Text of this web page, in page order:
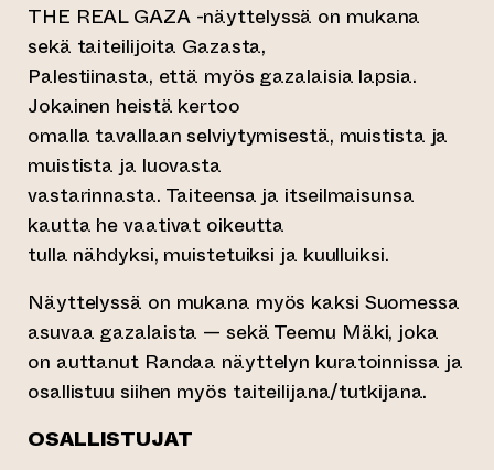
THE REAL GAZA -näyttelyssä on mukana
sekä taiteilijoita Gazasta,
Palestiinasta, että myös gazalaisia lapsia.
Jokainen heistä kertoo
omalla tavallaan selviytymisestä, muistista ja
muistista ja luovasta
vastarinnasta. Taiteensa ja itseilmaisunsa
kautta he vaativat oikeutta
tulla nähdyksi, muistetuiksi ja kuulluiksi.
Näyttelyssä on mukana myös kaksi Suomessa
asuvaa gazalaista — sekä Teemu Mäki, joka
on auttanut Randaa näyttelyn kuratoinnissa ja
osallistuu siihen myös taiteilijana/tutkijana.
OSALLISTUJAT